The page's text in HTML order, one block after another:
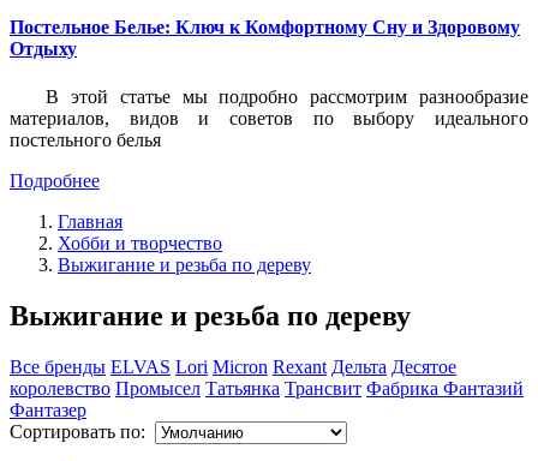
Постельное Белье: Ключ к Комфортному Сну и Здоровому
Отдыху
В этой статье мы подробно рассмотрим разнообразие
материалов, видов и советов по выбору идеального
постельного белья
Подробнее
Главная
Хобби и творчество
Выжигание и резьба по дереву
Выжигание и резьба по дереву
Все бренды ELVAS Lori Micron Rexant Дельта Десятое
королевство Промысел Татьянка Трансвит Фабрика Фантазий
Фантазер
Сортировать по: